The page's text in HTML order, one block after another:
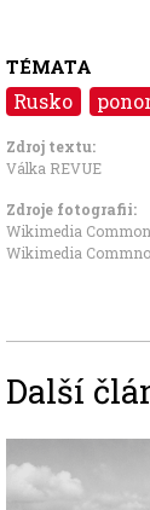
TÉMATA
Rusko
Zdroj textu:
Válka REVUE
Zdroje fotografii:
Wikimedia
Wikimedia
Další